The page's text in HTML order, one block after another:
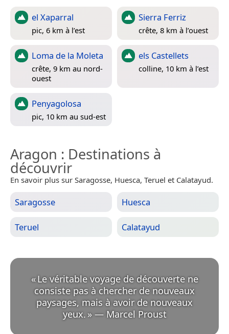
el Xaparral
pic, 6 km à l’est
Sierra Ferriz
crête, 8 km à l’ouest
Loma de la Moleta
crête, 9 km au nord-
ouest
els Castellets
colline, 10 km à l’est
Penyagolosa
pic, 10 km au sud-est
Aragon : Destinations à
découvrir
En savoir plus sur Saragosse, Huesca, Teruel et Calatayud.
Saragosse Huesca
Teruel Calatayud
«Le véritable voyage de découverte ne
consiste pas à chercher de nouveaux
paysages, mais à avoir de nouveaux
yeux. » — Marcel Proust